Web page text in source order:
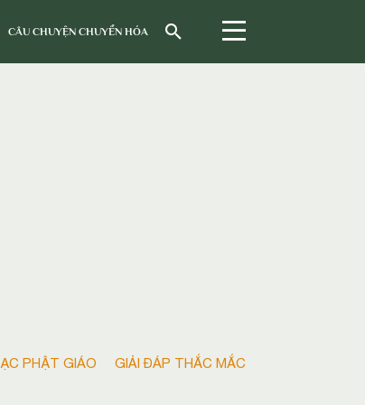
CÂU CHUYỆN CHUYỂN HÓA
PHẬT GIÁO GIẢI ĐÁP THẮC MẮC